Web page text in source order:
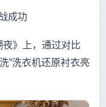
成功
》上，通过对比
”洗衣机还原衬衣亮